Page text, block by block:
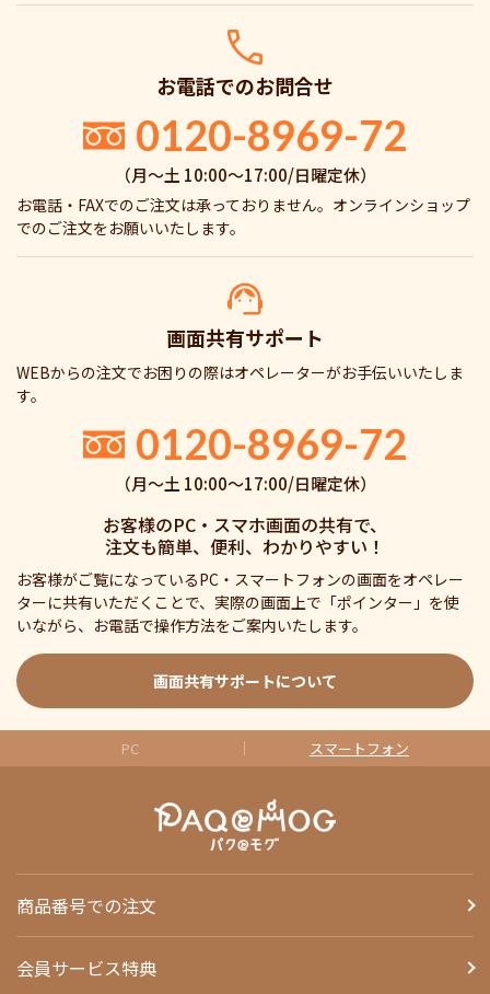
お電話でのお問合せ
0120-8969-72
（月〜土 10:00〜17:00/日曜定休）
お電話・FAXでのご注文は承っておりません。オンラインショップ
でのご注文をお願いいたします。
画面共有サポート
WEBからの注文でお困りの際はオペレーターがお手伝いいたしま
す。
0120-8969-72
（月〜土 10:00〜17:00/日曜定休）
お客様のPC・スマホ画面の共有で、
注文も簡単、便利、わかりやすい！
お客様がご覧になっているPC・スマートフォンの画面をオペレー
ターに共有いただくことで、実際の画面上で「ポインター」を使
いながら、お電話で操作方法をご案内いたします。
画面共有サポートについて
PC スマートフォン
商品番号での注文
会員サービス特典